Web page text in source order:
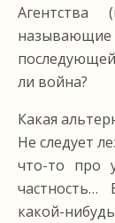
Агентства
ли война?
Какая
Не следует
что-то про
какой-